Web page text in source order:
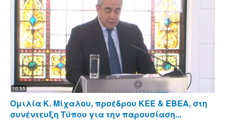
10:55
Ομιλία Κ. Μίχαλου, προέδρου ΚΕΕ & ΕΒΕΑ, στη
συνέντευξη Τύπου για την παρουσίαση...